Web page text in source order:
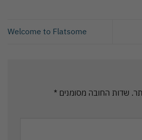
Welcome to Flatsome
שדות החובה מסומנים *